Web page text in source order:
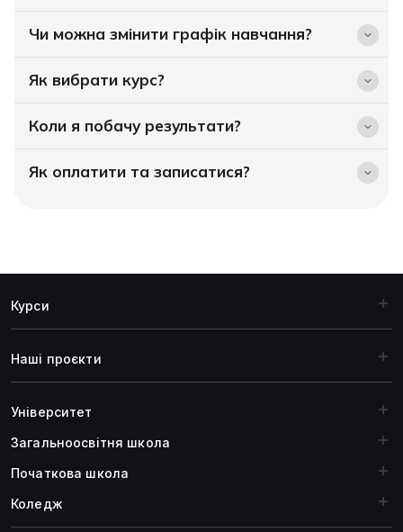
Чи можна змінити графік навчання?
Як вибрати курс?
Коли я побачу результати?
Як оплатити та записатися?
Курси
Наші проєкти
Університет
Загальноосвiтня школа
Початкова школа
Коледж